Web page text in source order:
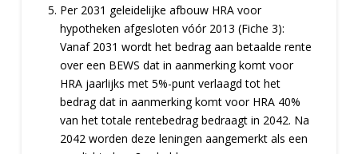
Per 2031 geleidelijke afbouw HRA voor
hypotheken afgesloten vóór 2013 (Fiche 3):
Vanaf 2031 wordt het bedrag aan betaalde rente
over een BEWS dat in aanmerking komt voor
HRA jaarlijks met 5%-punt verlaagd tot het
bedrag dat in aanmerking komt voor HRA 40%
van het totale rentebedrag bedraagt in 2042. Na
2042 worden deze leningen aangemerkt als een